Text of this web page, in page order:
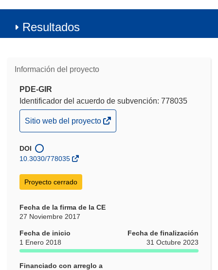
Resultados
Información del proyecto
PDE-GIR
Identificador del acuerdo de subvención: 778035
(se
abrirá
una
ventana)
Sitio web del proyecto
DOI
10.3030/778035
Proyecto cerrado
Fecha de la firma de la CE
27 Noviembre 2017
Fecha de inicio
1 Enero 2018
Fecha de finalización
31 Octubre 2023
Financiado con arreglo a